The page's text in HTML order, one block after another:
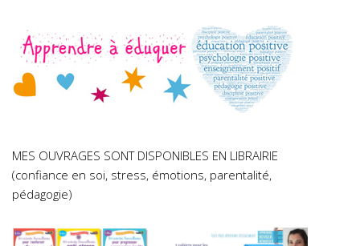
MES OUVRAGES SONT DISPONIBLES EN LIBRAIRIE
(confiance en soi, stress, émotions, parentalité,
pédagogie)